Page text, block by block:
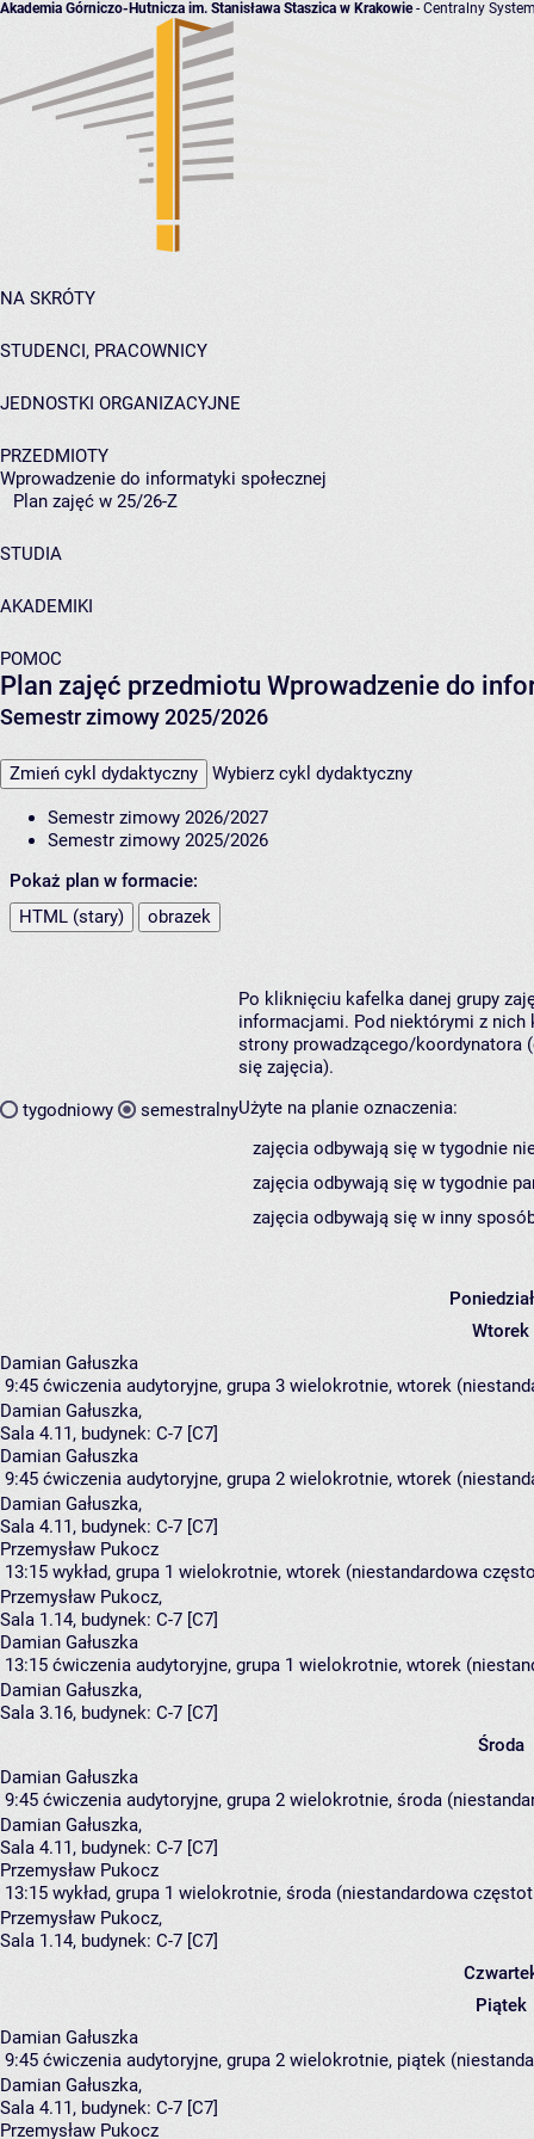
Akademia Górniczo-Hutnicza im. Stanisława Staszica w Krakowie- Centralny
NA SKRÓTY
STUDENCI, PRACOWNICY
JEDNOSTKI ORGANIZACYJNE
PRZEDMIOTY
Wprowadzenie do informatyki społecznej
Plan zajęć w 25/26-Z
STUDIA
AKADEMIKI
POMOC
Plan zajęć przedmiotu Wprowadzenie do
Semestr zimowy 2025/2026
Zmień cykl dydaktyczny Wybierz cykl dydaktyczny
Semestr zimowy 2026/2027
Semestr zimowy 2025/2026
Pokaż plan w formacie:
HTML (stary)
obrazek
tygodniowy semestralny
Po kliknięciu kafelka danej grupy
informacjami. Pod niektórymi z nich
strony prowadzącego/koordynatora
się zajęcia).
Użyte na planie oznaczenia:
zajęcia odbywają się w tygodnie
zajęcia odbywają się w tygodnie
zajęcia odbywają się w inny
Wtorek
Damian Gałuszka
9:45 ćwiczenia audytoryjne, grupa 3 wielokrotnie, wtorek
Damian Gałuszka,
Sala 4.11, budynek: C-7 [C7]
Damian Gałuszka
9:45 ćwiczenia audytoryjne, grupa 2 wielokrotnie, wtorek
Damian Gałuszka,
Sala 4.11, budynek: C-7 [C7]
Przemysław Pukocz
13:15 wykład, grupa 1 wielokrotnie, wtorek (niestandardowa
Przemysław Pukocz,
Sala 1.14, budynek: C-7 [C7]
Damian Gałuszka
13:15 ćwiczenia audytoryjne, grupa 1 wielokrotnie, wtorek
Damian Gałuszka,
Sala 3.16, budynek: C-7 [C7]
Środa
Damian Gałuszka
9:45 ćwiczenia audytoryjne, grupa 2 wielokrotnie, środa
Damian Gałuszka,
Sala 4.11, budynek: C-7 [C7]
Przemysław Pukocz
13:15 wykład, grupa 1 wielokrotnie, środa (niestandardowa
Przemysław Pukocz,
Sala 1.14, budynek: C-7 [C7]
Piątek
Damian Gałuszka
9:45 ćwiczenia audytoryjne, grupa 2 wielokrotnie, piątek
Damian Gałuszka,
Sala 4.11, budynek: C-7 [C7]
Przemysław Pukocz